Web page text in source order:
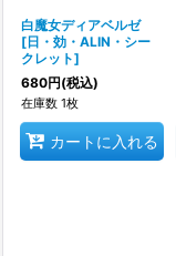
白魔女ディアベルゼ
[日・効・ALIN・シー
クレット]
680円(税込)
在庫数 1枚
カートに入れる